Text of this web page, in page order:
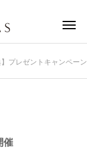
】プレゼントキャンペー
催